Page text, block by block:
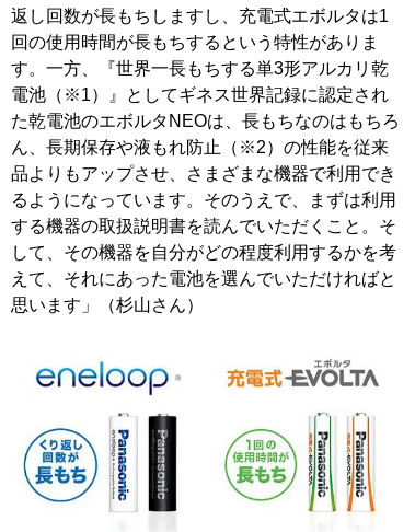
返し回数が長もちしますし、充電式エボルタは1
回の使用時間が長もちするという特性がありま
す。一方、『世界一長もちする単3形アルカリ乾
電池（※1）』としてギネス世界記録に認定され
た乾電池のエボルタNEOは、長もちなのはもちろ
ん、長期保存や液もれ防止（※2）の性能を従来
品よりもアップさせ、さまざまな機器で利用でき
るようになっています。そのうえで、まずは利用
する機器の取扱説明書を読んでいただくこと。そ
して、その機器を自分がどの程度利用するかを考
えて、それにあった電池を選んでいただければと
思います」（杉山さん）